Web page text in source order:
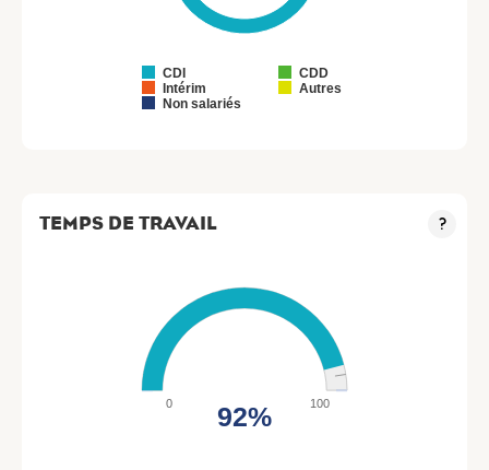
CDI
CDD
Intérim
Autres
Non salariés
TEMPS DE TRAVAIL ?
0 100
92%